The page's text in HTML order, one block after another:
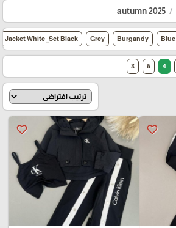
autumn 2025
Blue
Burgandy
Grey
Jacket White _Set Black
4
6
8
favorite_border
favorite_border